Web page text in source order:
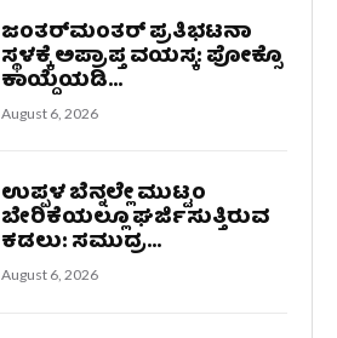
ಜಂತರ್‌ಮಂತರ್‌ ಪ್ರತಿಭಟನಾ
ಸ್ಥಳಕ್ಕೆ ಅಪ್ರಾಪ್ತ ವಯಸ್ಕ: ಪೋಕ್ಸೊ
ಕಾಯ್ದೆಯಡಿ...
August 6, 2026
ಉಪ್ಪಳ ಬೆನ್ನಲ್ಲೇ ಮುಟ್ಟಂ
ಬೇರಿಕೆಯಲ್ಲೂ ಘರ್ಜಿಸುತ್ತಿರುವ
ಕಡಲು: ಸಮುದ್ರ...
August 6, 2026